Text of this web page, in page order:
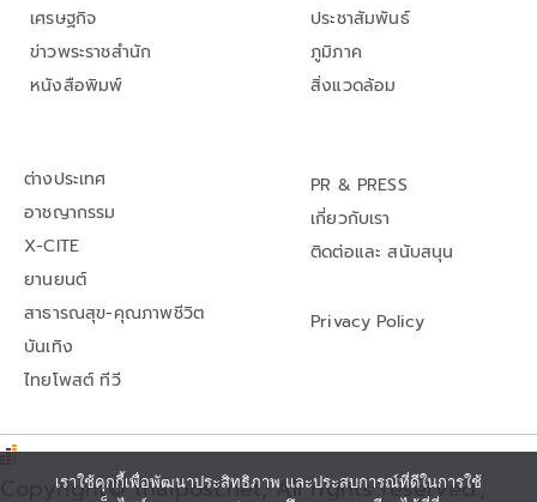
เศรษฐกิจ
ข่าวพระราชสำนัก
หนังสือพิมพ์
ประชาสัมพันธ์
ภูมิภาค
สิ่งแวดล้อม
ต่างประเทศ
อาชญากรรม
X-CITE
ยานยนต์
สาธารณสุข-คุณภาพชีวิต
บันเทิง
ไทยโพสต์ ทีวี
PR & PRESS
เกี่ยวกับเรา
ติดต่อและ สนับสนุน
Privacy Policy
Copyright© thaipost.net, All rights reserved.,
เราใช้คุกกี้เพื่อพัฒนาประสิทธิภาพ และประสบการณ์ที่ดีในการใช้